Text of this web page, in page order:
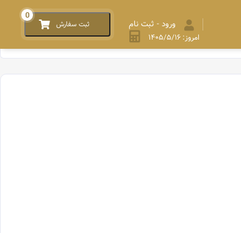
ثبت سفارش
0
ورود - ثبت نام
امروز: ۱۴۰۵/۵/۱۶